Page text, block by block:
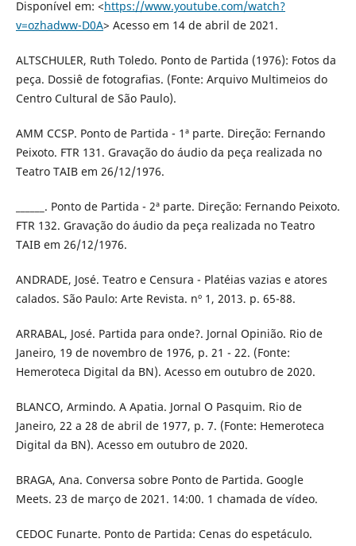
Disponível em: <https://www.youtube.com/watch?
v=ozhadww-D0A> Acesso em 14 de abril de 2021.
ALTSCHULER, Ruth Toledo. Ponto de Partida (1976): Fotos da
peça. Dossiê de fotografias. (Fonte: Arquivo Multimeios do
Centro Cultural de São Paulo).
AMM CCSP. Ponto de Partida - 1ª parte. Direção: Fernando
Peixoto. FTR 131. Gravação do áudio da peça realizada no
Teatro TAIB em 26/12/1976.
______. Ponto de Partida - 2ª parte. Direção: Fernando Peixoto.
FTR 132. Gravação do áudio da peça realizada no Teatro
TAIB em 26/12/1976.
ANDRADE, José. Teatro e Censura - Platéias vazias e atores
calados. São Paulo: Arte Revista. nº 1, 2013. p. 65-88.
ARRABAL, José. Partida para onde?. Jornal Opinião. Rio de
Janeiro, 19 de novembro de 1976, p. 21 - 22. (Fonte:
Hemeroteca Digital da BN). Acesso em outubro de 2020.
BLANCO, Armindo. A Apatia. Jornal O Pasquim. Rio de
Janeiro, 22 a 28 de abril de 1977, p. 7. (Fonte: Hemeroteca
Digital da BN). Acesso em outubro de 2020.
BRAGA, Ana. Conversa sobre Ponto de Partida. Google
Meets. 23 de março de 2021. 14:00. 1 chamada de vídeo.
CEDOC Funarte. Ponto de Partida: Cenas do espetáculo.